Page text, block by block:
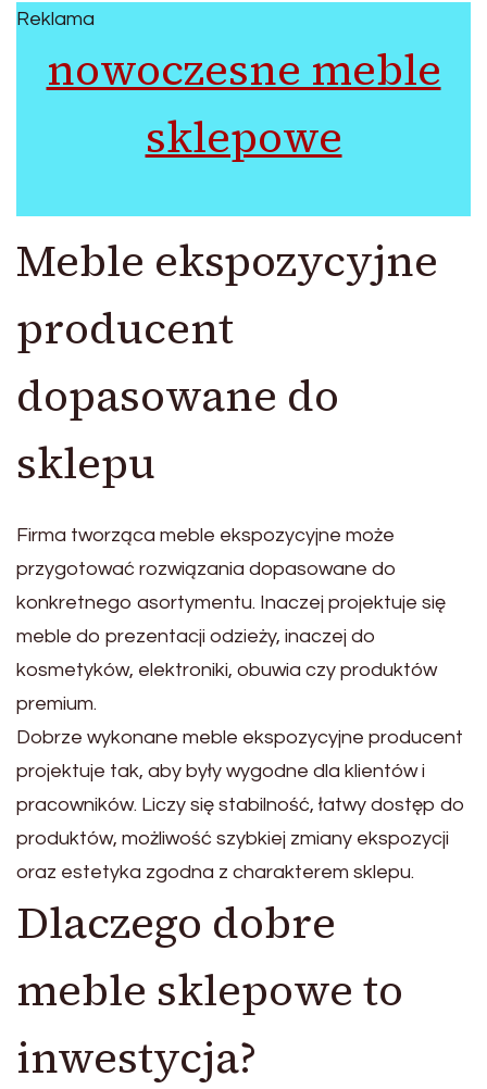
Reklama
nowoczesne meble
sklepowe
Meble ekspozycyjne
producent
dopasowane do
sklepu
Firma tworząca meble ekspozycyjne może
przygotować rozwiązania dopasowane do
konkretnego asortymentu. Inaczej projektuje się
meble do prezentacji odzieży, inaczej do
kosmetyków, elektroniki, obuwia czy produktów
premium.
Dobrze wykonane meble ekspozycyjne producent
projektuje tak, aby były wygodne dla klientów i
pracowników. Liczy się stabilność, łatwy dostęp do
produktów, możliwość szybkiej zmiany ekspozycji
oraz estetyka zgodna z charakterem sklepu.
Dlaczego dobre
meble sklepowe to
inwestycja?